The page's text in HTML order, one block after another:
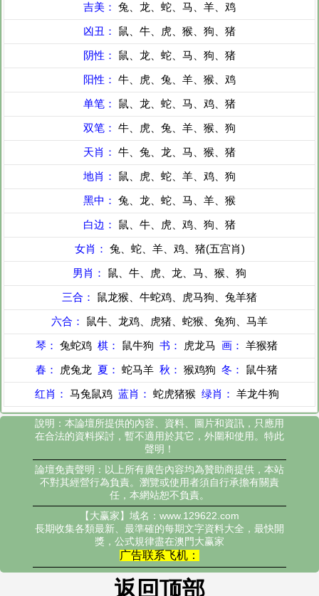
吉美： 兔、龙、蛇、马、羊、鸡
凶丑： 鼠、牛、虎、猴、狗、猪
阴性： 鼠、龙、蛇、马、狗、猪
阳性： 牛、虎、兔、羊、猴、鸡
单笔： 鼠、龙、蛇、马、鸡、猪
双笔： 牛、虎、兔、羊、猴、狗
天肖： 牛、兔、龙、马、猴、猪
地肖： 鼠、虎、蛇、羊、鸡、狗
黑中： 兔、龙、蛇、马、羊、猴
白边： 鼠、牛、虎、鸡、狗、猪
女肖： 兔、蛇、羊、鸡、猪(五宫肖)
男肖： 鼠、牛、虎、龙、马、猴、狗
三合： 鼠龙猴、牛蛇鸡、虎马狗、兔羊猪
六合： 鼠牛、龙鸡、虎猪、蛇猴、兔狗、马羊
琴： 兔蛇鸡 棋： 鼠牛狗 书： 虎龙马 画： 羊猴猪
春：
虎兔龙 夏： 蛇马羊 秋： 猴鸡狗 冬： 鼠牛猪
红肖： 马兔鼠鸡 蓝肖： 蛇虎猪猴 绿肖： 羊龙牛狗
說明：本論壇所提供的內容、資料、圖片和資訊，只應用
在合法的資料探討，暫不適用於其它，外圍和使用。特此
聲明！
論壇免責聲明：以上所有廣告內容均為贊助商提供，本站
不對其經營行為負責。瀏覽或使用者須自行承擔有關責
任，本網站恕不負責。
【大赢家】域名：www.129622.com
長期收集各類最新、最準確的每期文字資料大全，最快開
獎，公式規律盡在澳門大赢家
广告联系飞机：
返回顶部